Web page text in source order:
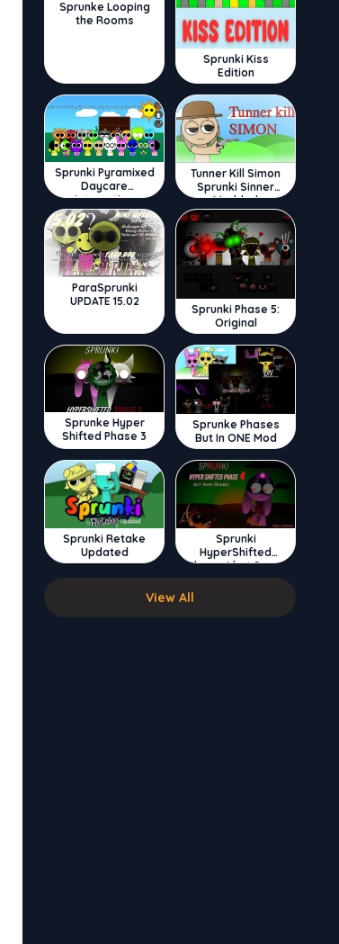
Sprunke Looping
the Rooms
Sprunki Kiss
Edition
Sprunki Pyramixed
Daycare
Interactive
Tunner Kill Simon
Sprunki Sinner
Modded
ParaSprunki
UPDATE 15.02
Sprunki Phase 5:
Original
Sprunke Hyper
Shifted Phase 3
Sprunke Phases
But In ONE Mod
Sprunki Retake
Updated
Sprunki
HyperShifted
Phase 4 but Swap
Double
View All